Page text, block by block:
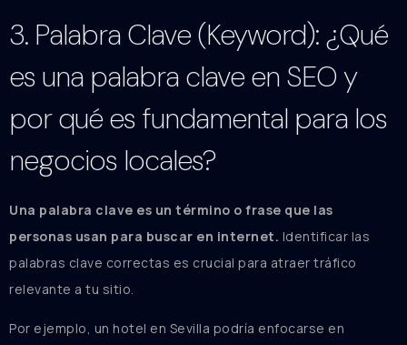
3. Palabra Clave (Keyword): ¿Qué
es una palabra clave en SEO y
por qué es fundamental para los
negocios locales?
Una palabra clave es un término o frase que las
personas usan para buscar en internet. Identificar las
palabras clave correctas es crucial para atraer tráfico
relevante a tu sitio.
Por ejemplo, un hotel en Sevilla podría enfocarse en